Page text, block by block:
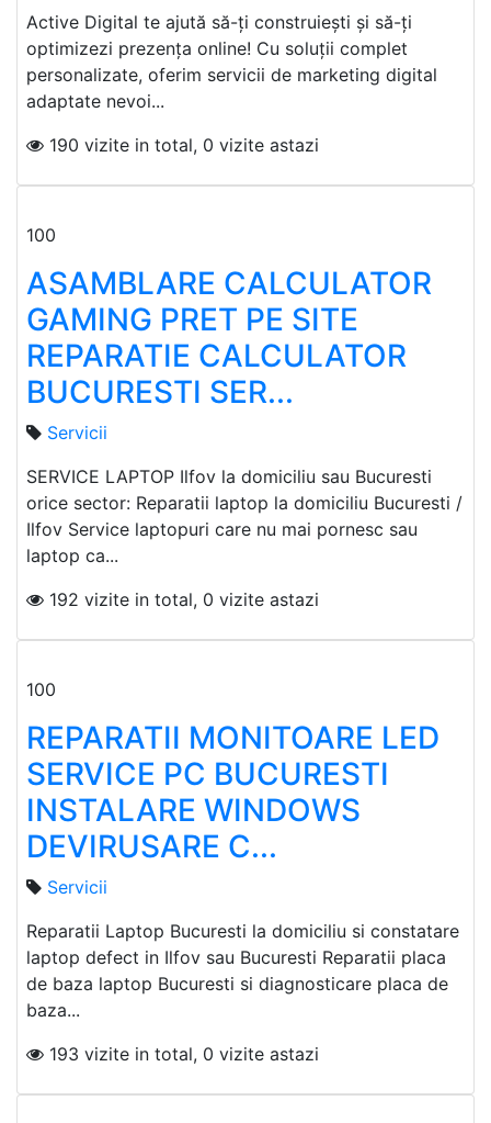
Active Digital te ajută să-ți construiești și să-ți
optimizezi prezența online! Cu soluții complet
personalizate, oferim servicii de marketing digital
adaptate nevoi...
190 vizite in total, 0 vizite astazi
100
ASAMBLARE CALCULATOR
GAMING PRET PE SITE
REPARATIE CALCULATOR
BUCURESTI SER...
Servicii
SERVICE LAPTOP Ilfov la domiciliu sau Bucuresti
orice sector: Reparatii laptop la domiciliu Bucuresti /
Ilfov Service laptopuri care nu mai pornesc sau
laptop ca...
192 vizite in total, 0 vizite astazi
100
REPARATII MONITOARE LED
SERVICE PC BUCURESTI
INSTALARE WINDOWS
DEVIRUSARE C...
Servicii
Reparatii Laptop Bucuresti la domiciliu si constatare
laptop defect in Ilfov sau Bucuresti Reparatii placa
de baza laptop Bucuresti si diagnosticare placa de
baza...
193 vizite in total, 0 vizite astazi